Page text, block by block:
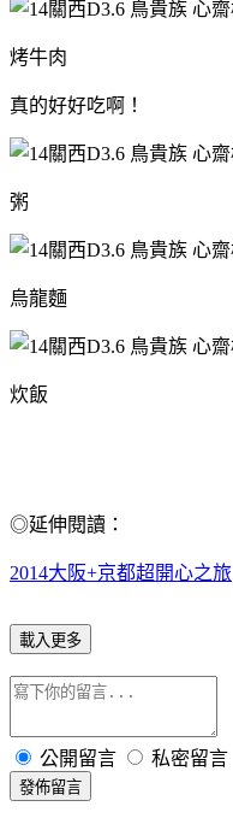
烤牛肉
真的好好吃啊！
粥
烏龍麵
炊飯
◎延伸閱讀：
2014大阪+京都超開心之旅
載入更多
公開留言 私密留言
發佈留言